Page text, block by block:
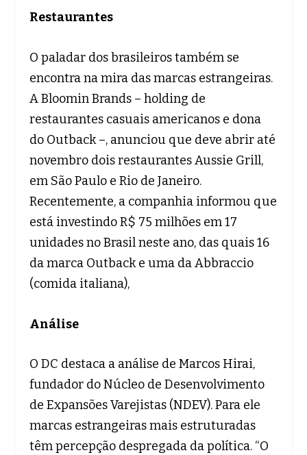
Restaurantes
O paladar dos brasileiros também se
encontra na mira das marcas estrangeiras.
A Bloomin Brands – holding de
restaurantes casuais americanos e dona
do Outback –, anunciou que deve abrir até
novembro dois restaurantes Aussie Grill,
em São Paulo e Rio de Janeiro.
Recentemente, a companhia informou que
está investindo R$ 75 milhões em 17
unidades no Brasil neste ano, das quais 16
da marca Outback e uma da Abbraccio
(comida italiana),
Análise
O DC destaca a análise de Marcos Hirai,
fundador do Núcleo de Desenvolvimento
de Expansões Varejistas (NDEV). Para ele
marcas estrangeiras mais estruturadas
têm percepção despregada da política. “O